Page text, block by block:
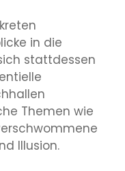
in die
stattdessen
Themen wie
Illusion.